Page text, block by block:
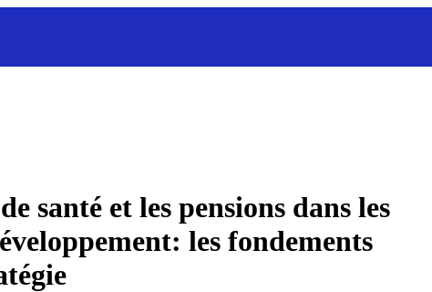
santé et les pensions dans les
les fondements